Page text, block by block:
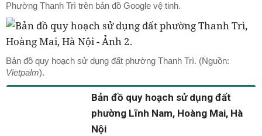
Phường Thanh Trì trên bản đồ Google vệ tinh.
Bản đồ quy hoạch sử dụng đất phường Thanh Trì. (Nguồn:
Vietpalm).
Bản đồ quy hoạch sử dụng đất
phường Lĩnh Nam, Hoàng Mai, Hà
Nội